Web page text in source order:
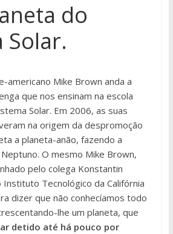
do
Solar.
Mike Brown anda a
que nos ensinam na escola
Solar. Em 2006, as suas
na origem da despromoção
a planeta-anão, fazendo a
O mesmo Mike Brown,
pelo colega Konstantin
Tecnológico da Califórnia
dizer que não conhecíamos todo
lhe um planeta, que
detido até há pouco por